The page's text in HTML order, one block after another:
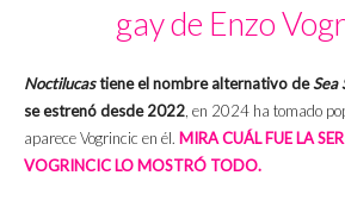
gay de Enzo
Noctilucastiene el nombre alternativo deSea
se estrenó desde 2022, en 2024 ha tomado
aparece Vogrincic en él. MIRA CUÁL FUE LA
VOGRINCIC LO MOSTRÓ TODO.